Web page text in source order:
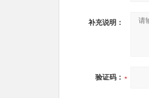
补充说明：
验证码：